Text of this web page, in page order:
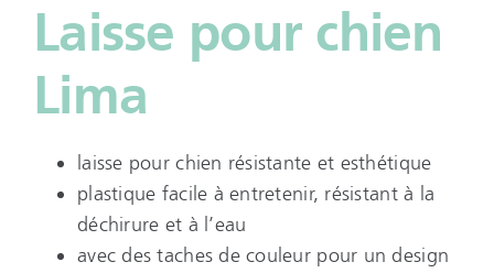
Laisse pour chien
Lima
laisse pour chien résistante et esthétique
plastique facile à entretenir, résistant à la
déchirure et à l’eau
avec des taches de couleur pour un design